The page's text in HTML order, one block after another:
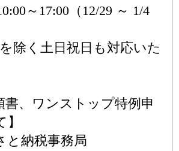
～17:00（12/29 ～ 1/4
除く土日祝日も対応いた
書、ワンストップ特例申
と納税事務局